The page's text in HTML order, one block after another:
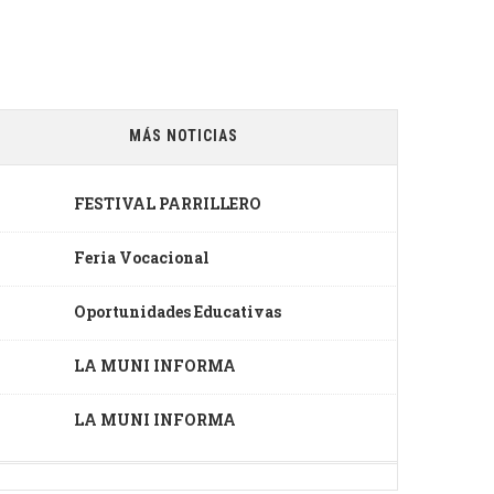
MÁS NOTICIAS
FESTIVAL PARRILLERO
Feria Vocacional
Oportunidades Educativas
LA MUNI INFORMA
LA MUNI INFORMA